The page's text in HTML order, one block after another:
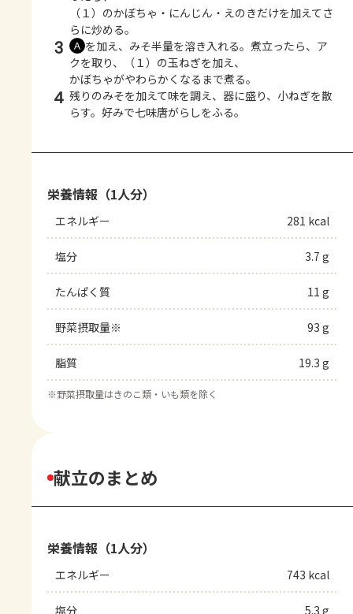
（１）のかぼちゃ・にんじん・えのきだけを加えてさ
らに炒める。
3 Ａ を加え、みそ半量を溶き入れる。煮立ったら、ア
クを取り、（１）の玉ねぎを加え、
かぼちゃがやわらかくなるまで煮る。
4 残りのみそを加えて味を調え、器に盛り、小ねぎを散
らす。好みで七味唐がらしをふる。
栄養情報（1人分）
エネルギー 281 kcal
塩分 3.7 g
たんぱく質 11 g
野菜摂取量※ 93 g
脂質 19.3 g
※野菜摂取量はきのこ類・いも類を除く
献立のまとめ
栄養情報（1人分）
エネルギー 743 kcal
塩分 5.3 g